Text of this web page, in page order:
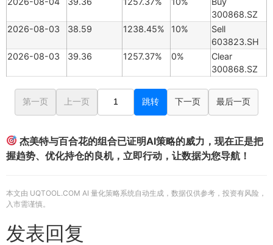
300868.SZ
2026-08-03
38.59 1238.45% 10%
Sell
603823.SH
2026-08-03
39.36 1257.37% 0%
Clear
300868.SZ
第一页 上一页 跳转 下一页 最后一页
杰美特与百合花的组合已证明AI策略的威力，现在正是把
握趋势、优化持仓的良机，立即行动，让数据为您导航！
本文由 UQTOOL.COM AI 量化策略系统自动生成，数据仅供参考，投资有风险，
入市需谨慎。
发表回复